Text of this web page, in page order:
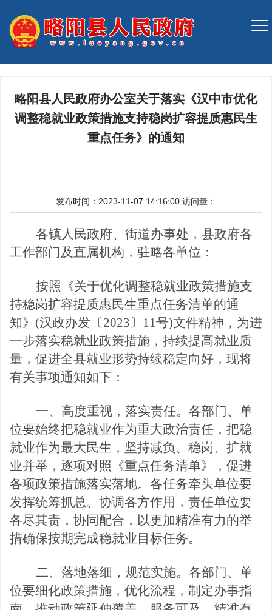
略阳县人民政府办公室关于落实《汉中市优化
调整稳就业政策措施支持稳岗扩容提质惠民生
重点任务》的通知
发布时间：2023-11-07 14:16:00 访问量：
各镇人民政府、街道办事处 ， 县政府各
工作部门 及直属机构，驻略各单位：
按照《关于优化调整稳就业政策措施支
持稳岗扩容提质惠民生重点任务清单的通
知》 (汉政办发〔2023〕 11号)文件精神， 为进
一步落实稳就业政策措施，持续提高就业质
量，促进全县就业形势持续稳定向好，现将
有关事项通知如下：
一、高度重视，落实责任。 各部门、单
位要始终把稳就业作为重大政治责任，把稳
就业作为最大民生，坚持减负、稳岗、扩就
业并举，逐项对照《重点任务清单》
，促进
各项政策措施落实落地。 各任务牵头单位要
发挥统筹抓总、协调各方作用，责任单位要
各尽其责，协同配合，以更加精准有力的举
措确保按期完成稳就业目标任务。
二、落地落细，规范实施。 各部门、单
位要细化政策措施，优化流程，制定办事指